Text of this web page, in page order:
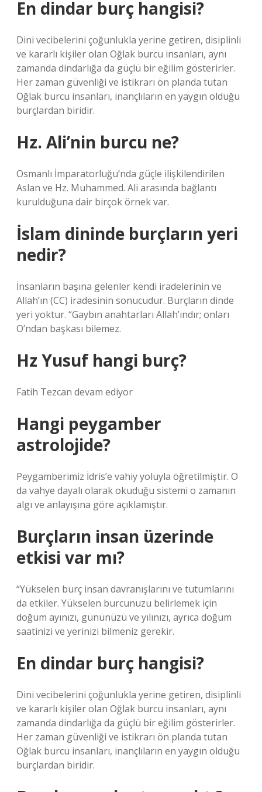
En dindar burç hangisi?
Dini vecibelerini çoğunlukla yerine getiren, disiplinli
ve kararlı kişiler olan Oğlak burcu insanları, aynı
zamanda dindarlığa da güçlü bir eğilim gösterirler.
Her zaman güvenliği ve istikrarı ön planda tutan
Oğlak burcu insanları, inançlıların en yaygın olduğu
burçlardan biridir.
Hz. Ali’nin burcu ne?
Osmanlı İmparatorluğu’nda güçle ilişkilendirilen
Aslan ve Hz. Muhammed. Ali arasında bağlantı
kurulduğuna dair birçok örnek var.
İslam dininde burçların yeri
nedir?
İnsanların başına gelenler kendi iradelerinin ve
Allah’ın (CC) iradesinin sonucudur. Burçların dinde
yeri yoktur. “Gaybın anahtarları Allah’ındır; onları
O’ndan başkası bilemez.
Hz Yusuf hangi burç?
Fatih Tezcan devam ediyor
Hangi peygamber
astrolojide?
Peygamberimiz İdris’e vahiy yoluyla öğretilmiştir. O
da vahye dayalı olarak okuduğu sistemi o zamanın
algı ve anlayışına göre açıklamıştır.
Burçların insan üzerinde
etkisi var mı?
“Yükselen burç insan davranışlarını ve tutumlarını
da etkiler. Yükselen burcunuzu belirlemek için
doğum ayınızı, gününüzü ve yılınızı, ayrıca doğum
saatinizi ve yerinizi bilmeniz gerekir.
En dindar burç hangisi?
Dini vecibelerini çoğunlukla yerine getiren, disiplinli
ve kararlı kişiler olan Oğlak burcu insanları, aynı
zamanda dindarlığa da güçlü bir eğilim gösterirler.
Her zaman güvenliği ve istikrarı ön planda tutan
Oğlak burcu insanları, inançlıların en yaygın olduğu
burçlardan biridir.